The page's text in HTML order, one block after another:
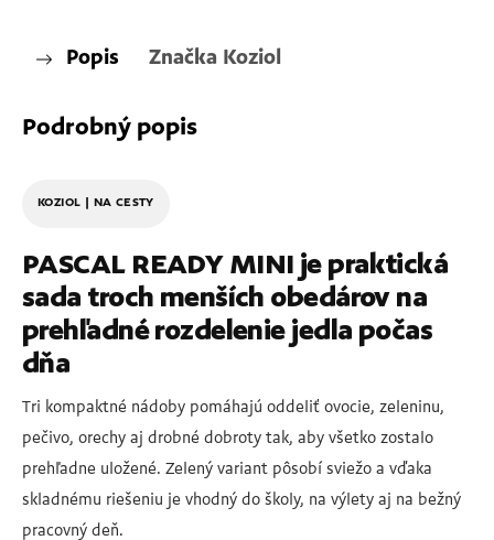
Popis Značka Koziol
Podrobný popis
KOZIOL | NA CESTY
PASCAL READY MINI je praktická
sada troch menších obedárov na
prehľadné rozdelenie jedla počas
dňa
Tri kompaktné nádoby pomáhajú oddeliť ovocie, zeleninu,
pečivo, orechy aj drobné dobroty tak, aby všetko zostalo
prehľadne uložené. Zelený variant pôsobí sviežo a vďaka
skladnému riešeniu je vhodný do školy, na výlety aj na bežný
pracovný deň.